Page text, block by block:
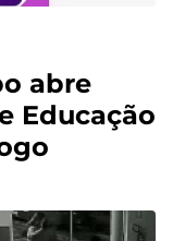
abre
Educação